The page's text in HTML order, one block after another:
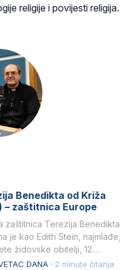
religije i povijesti religija.
Benedikta od Križa
– zaštitnica Europe
zaštitnica Terezija Benedikta
je kao Edith Stein, najmlađe,
židovske obitelji, 12.
u Wrocławu…
DANA · 2 minute čitanja